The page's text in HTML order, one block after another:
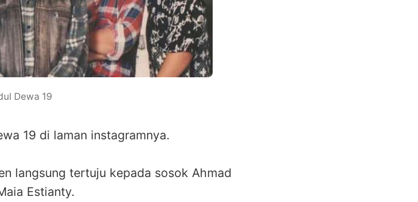
Dewa 19
19 di laman instagramnya.
langsung tertuju kepada sosok Ahmad
Estianty.